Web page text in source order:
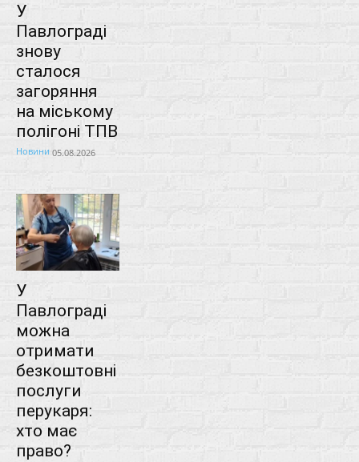
У
Павлограді
знову
сталося
загоряння
на міському
полігоні ТПВ
Новини 05.08.2026
У
Павлограді
можна
отримати
безкоштовні
послуги
перукаря:
хто має
право?